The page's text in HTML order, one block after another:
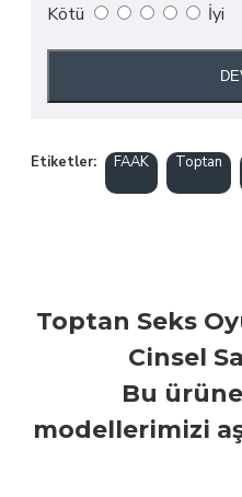
Kötü İyi
Etiketler: FAAK Toptan
Toptan Seks
Cinsel
Bu
modellerimizi